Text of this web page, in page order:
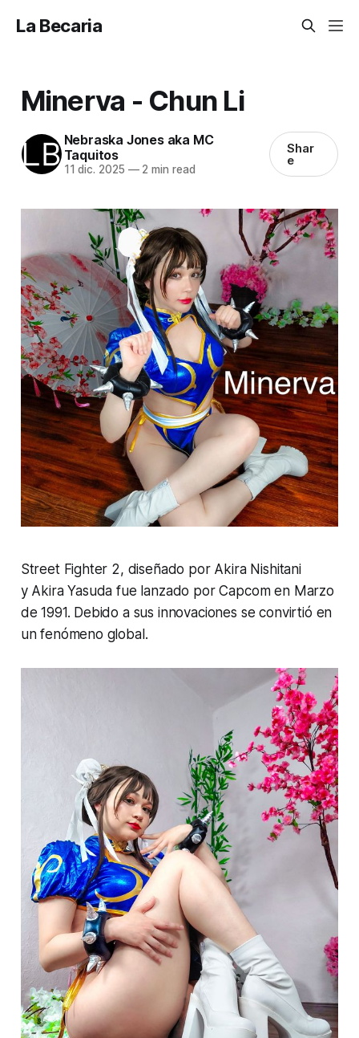
La Becaria
Minerva - Chun Li
Nebraska Jones aka MC
Taquitos
11 dic. 2025 —2 min read
Shar
e
Street Fighter 2, diseñado por Akira Nishitani
y Akira Yasuda fue lanzado por Capcom en Marzo
de 1991. Debido a sus innovaciones se convirtió en
un fenómeno global.